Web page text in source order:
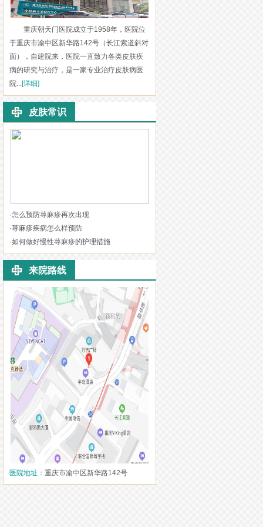
重庆朝天门医院成立于1958年，医院位
于重庆市渝中区新华路142号（长江索道斜对
面），自建院来，医院一直致力各类皮肤疾
病的研究与治疗，是一家专业治疗皮肤病医
院... [详细]
皮肤常识
·怎么预防荨麻疹再次出现
·荨麻疹疾病怎么样预防
·如何做好慢性荨麻疹的护理措施
来院路线
医院地址 ：重庆市渝中区新华路142号